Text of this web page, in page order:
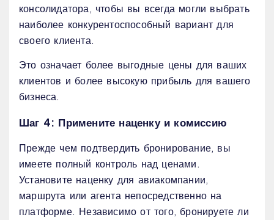
консолидатора, чтобы вы всегда могли выбрать
наиболее конкурентоспособный вариант для
своего клиента.
Это означает более выгодные цены для ваших
клиентов и более высокую прибыль для вашего
бизнеса.
Шаг 4: Примените наценку и комиссию
Прежде чем подтвердить бронирование, вы
имеете полный контроль над ценами.
Установите наценку для авиакомпании,
маршрута или агента непосредственно на
платформе. Независимо от того, бронируете ли